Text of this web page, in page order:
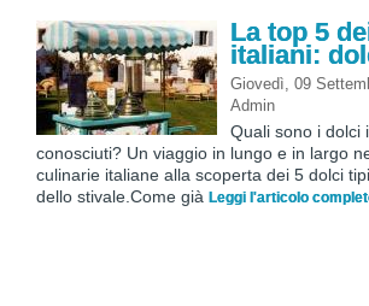
La top 5
italiani:
Giovedì, 09
Admin
Quali sono i dolci
conosciuti? Un viaggio in lungo e in largo
culinarie italiane alla scoperta dei 5 dolci
dello stivale.Come già Leggi l'articolo